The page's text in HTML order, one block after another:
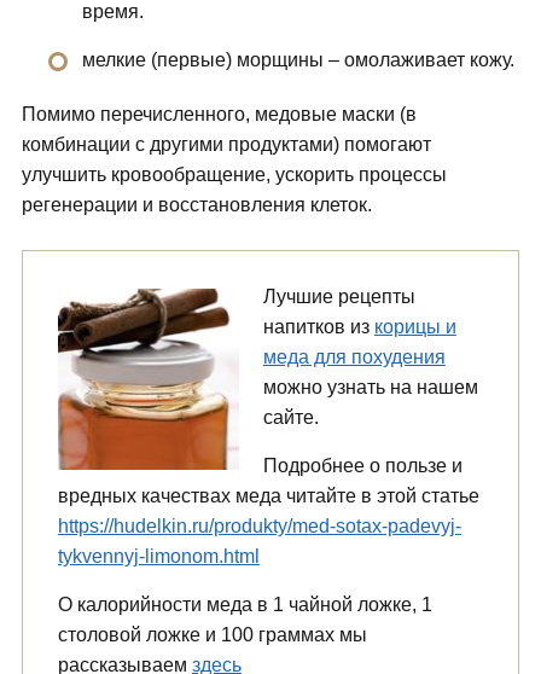
время.
мелкие (первые) морщины – омолаживает кожу.
Помимо перечисленного, медовые маски (в
комбинации с другими продуктами) помогают
улучшить кровообращение, ускорить процессы
регенерации и восстановления клеток.
Лучшие рецепты
напитков из корицы и
меда для похудения
можно узнать на нашем
сайте.
Подробнее о пользе и
вредных качествах меда читайте в этой статье
https://hudelkin.ru/produkty/med-sotax-padevyj-
tykvennyj-limonom.html
О калорийности меда в 1 чайной ложке, 1
столовой ложке и 100 граммах мы
рассказываем здесь